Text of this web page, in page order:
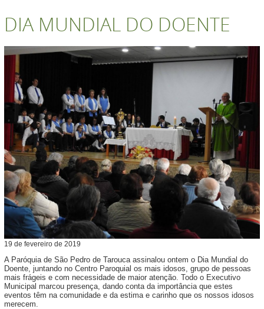
DIA MUNDIAL DO DOENTE
19 de fevereiro de 2019
A Paróquia de São Pedro de Tarouca assinalou ontem o Dia Mundial do
Doente, juntando no Centro Paroquial os mais idosos, grupo de pessoas
mais frágeis e com necessidade de maior atenção. Todo o Executivo
Municipal marcou presença, dando conta da importância que estes
eventos têm na comunidade e da estima e carinho que os nossos idosos
merecem.